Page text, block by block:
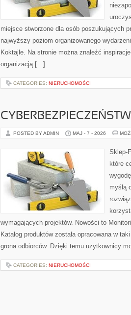
miejsce stworzone dla osób poszukujących
najwyższy poziom organizowanego
Koktajle. Na stronie można znaleźć
organizacją […]
CATEGORIES: NIERUCHOMOŚCI
POSTED BY ADMIN MAJ - 7 - 2026
Sklep-
które
myślą
wymagających projektów. Nowości to
Katalog produktów została opracowana w
grona odbiorców. Dzięki temu użytkownicy
CATEGORIES: NIERUCHOMOŚCI